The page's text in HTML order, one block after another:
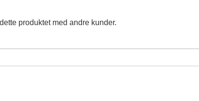
produktet med andre kunder.